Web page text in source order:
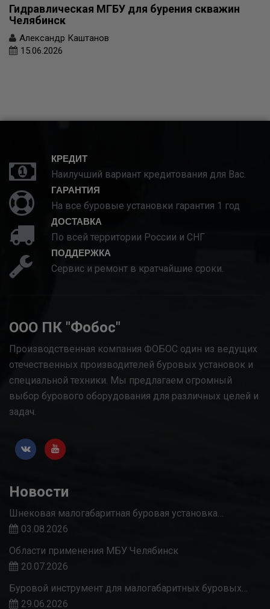
Гидравлическая МГБУ для бурения скважин
Челябинск
Александр Каштанов
15.06.2026
КРЕДИТ
Наилучший вариант кредитования для Вас.
ГАРАНТИЯ
На все буровые установки гарантия 1 год
ДОСТАВКА
По всей территории России и СНГ
ПОДДЕРЖКА
Сервис и ремонт в кратчайшие сроки.
ООО ПК "Фобос"
Производственная компания ФОБОС один из ведущих
отечественных производителей буровых установок и
специальной техники. Мы предлагаем огромный
выбор бурового оборудования для различных целей и
задач.
Новости
Шнековая малогабаритная буровая установка…
03.08.2026
Области применения МБУ Челябинск
20.07.2026
Буровой инструмент для малогабаритных буровых…
29.06.2026